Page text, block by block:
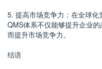
5. 提高市场竞争力：在全球
QMS体系不仅能够提升企业
而提升市场竞争力。
结语